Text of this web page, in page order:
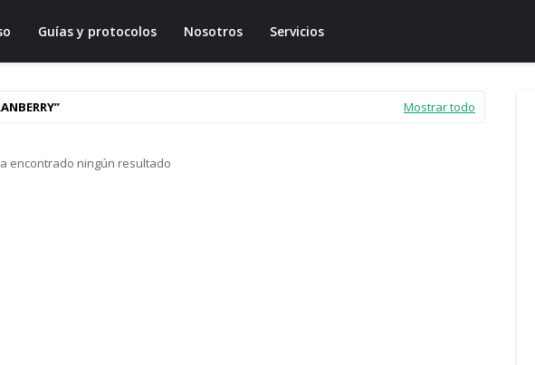
Guías y protocolos Nosotros Servicios
Mostrar todo
encontrado ningún resultado